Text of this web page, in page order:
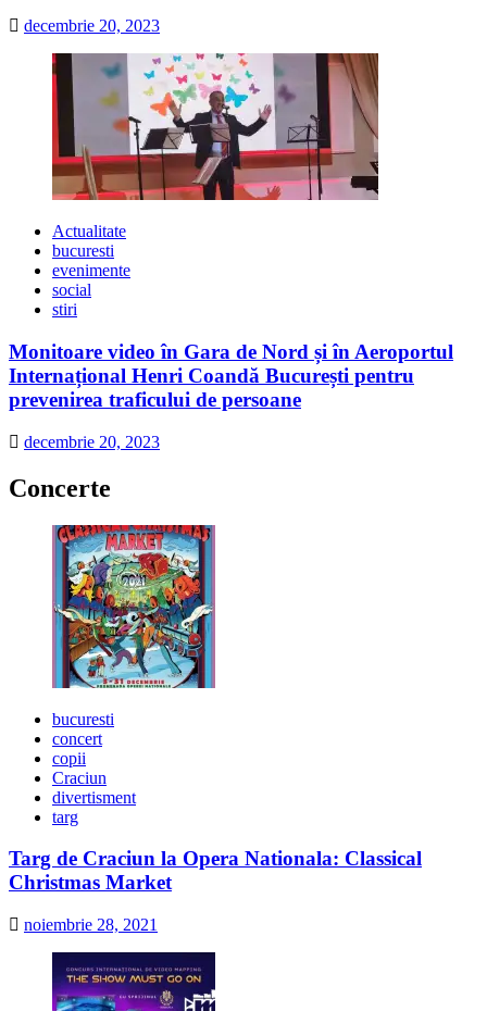
decembrie 20, 2023
Actualitate
bucuresti
evenimente
social
stiri
Monitoare video în Gara de Nord și în Aeroportul
Internațional Henri Coandă București pentru
prevenirea traficului de persoane
decembrie 20, 2023
Concerte
bucuresti
concert
copii
Craciun
divertisment
targ
Targ de Craciun la Opera Nationala: Classical
Christmas Market
noiembrie 28, 2021